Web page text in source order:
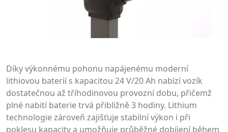
Díky výkonnému pohonu napájenému moderní
lithiovou baterií s kapacitou 24 V/20 Ah nabízí vozík
dostatečnou až tříhodinovou provozní dobu, přičemž
plné nabití baterie trvá přibližně 3 hodiny. Lithium
technologie zároveň zajišťuje stabilní výkon i při
poklesu kapacity a umožňuje průběžné dobíjení během